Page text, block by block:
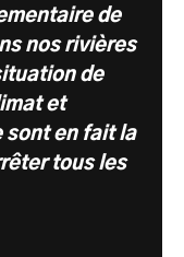
de
nos rivières
de
et
sont en fait la
tous les